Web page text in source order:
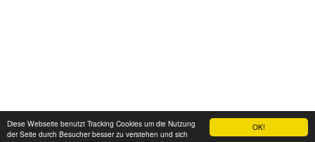
OK!
Diese Webseite benutzt Tracking Cookies um die Nutzung
der Seite durch Besucher besser zu verstehen und sich